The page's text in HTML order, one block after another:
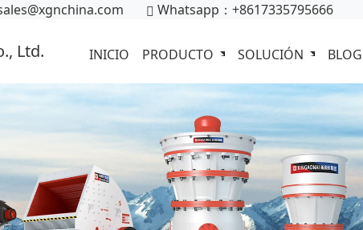
Whatsapp：+8617335795666
INICIO PRODUCTO SOLUCIÓN BLOG